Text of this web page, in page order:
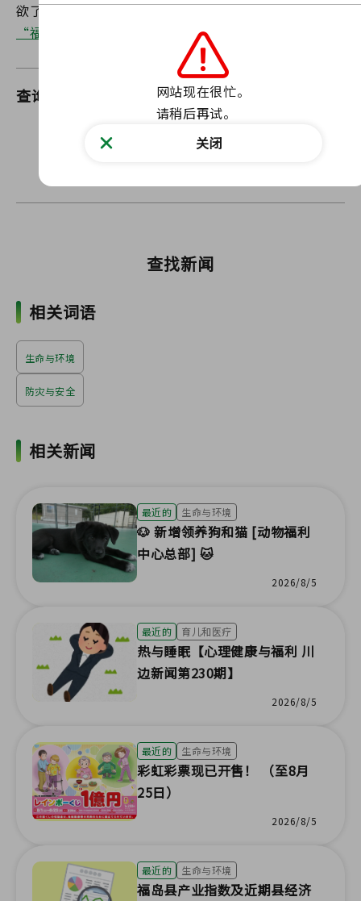
欲了解更多详情，请查看下方网站。
“福岛酷地”
查询
福岛环境共生事业部
联系表格
查找新闻
相关词语
生命与环境
防灾与安全
相关新闻
最近的 生命与环境
🐶 新增领养狗和猫 [动物福利
中心总部] 🐱
2026/8/5
最近的 育儿和医疗
热与睡眠【心理健康与福利 川
边新闻第230期】
2026/8/5
最近的 生命与环境
彩虹彩票现已开售！ （至8月
25日）
2026/8/5
最近的 生命与环境
福岛县产业指数及近期县经济
网站现在很忙。
请稍后再试。
关闭